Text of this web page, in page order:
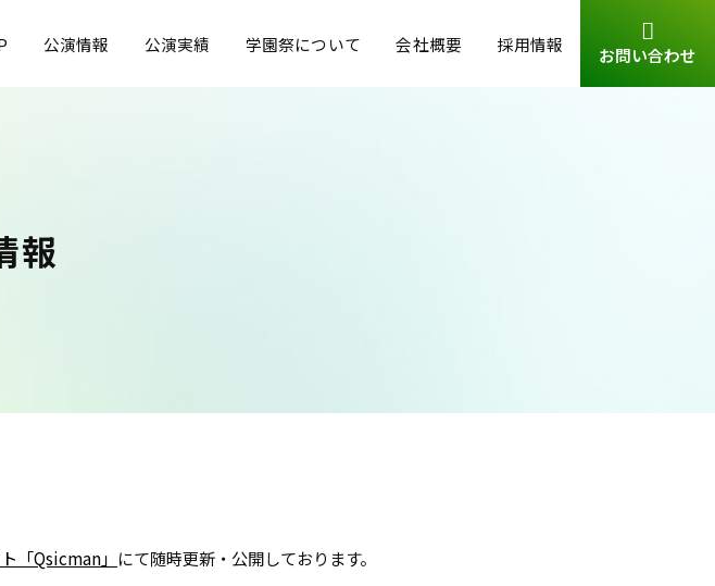
公演情報 公演実績 学園祭について 会社概要 採用情報
お問い合わせ
報
「Qsicman」 にて随時更新・公開しております。